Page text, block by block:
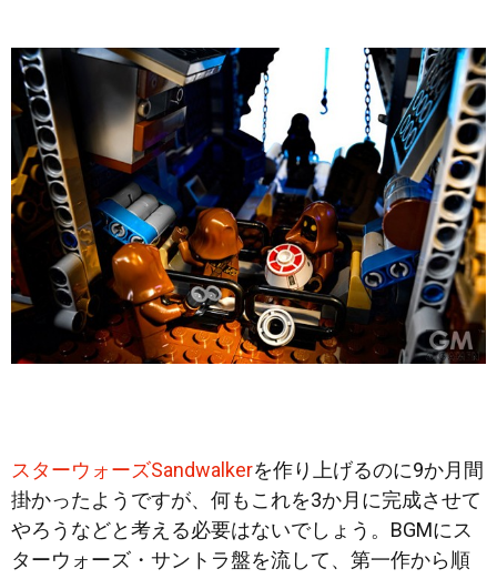
スターウォーズSandwalkerを作り上げるのに9か月間
掛かったようですが、何もこれを3か月に完成させて
やろうなどと考える必要はないでしょう。BGMにス
ターウォーズ・サントラ盤を流して、第一作から順